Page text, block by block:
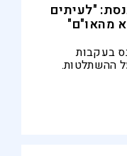
"לעיתים
מהאו"ם"
בעקבות
ההשתלטות.